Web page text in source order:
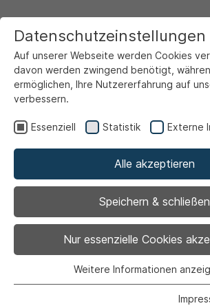
Unsere Serviceportale
Jugendförderung
1.
1.2 Jugendzentrum Ost
Datenschutzeinstellungen
Auf unserer Webseite werden Cookies
davon werden zwingend benötigt,
ermöglichen, Ihre Nutzererfahrung auf
verbessern.
Essenziell Statistik Externe
Alle akzeptieren
Speichern & schließen
Nur essenzielle Cookies
Essenzielle Cookies werden für
Weitere Informationen